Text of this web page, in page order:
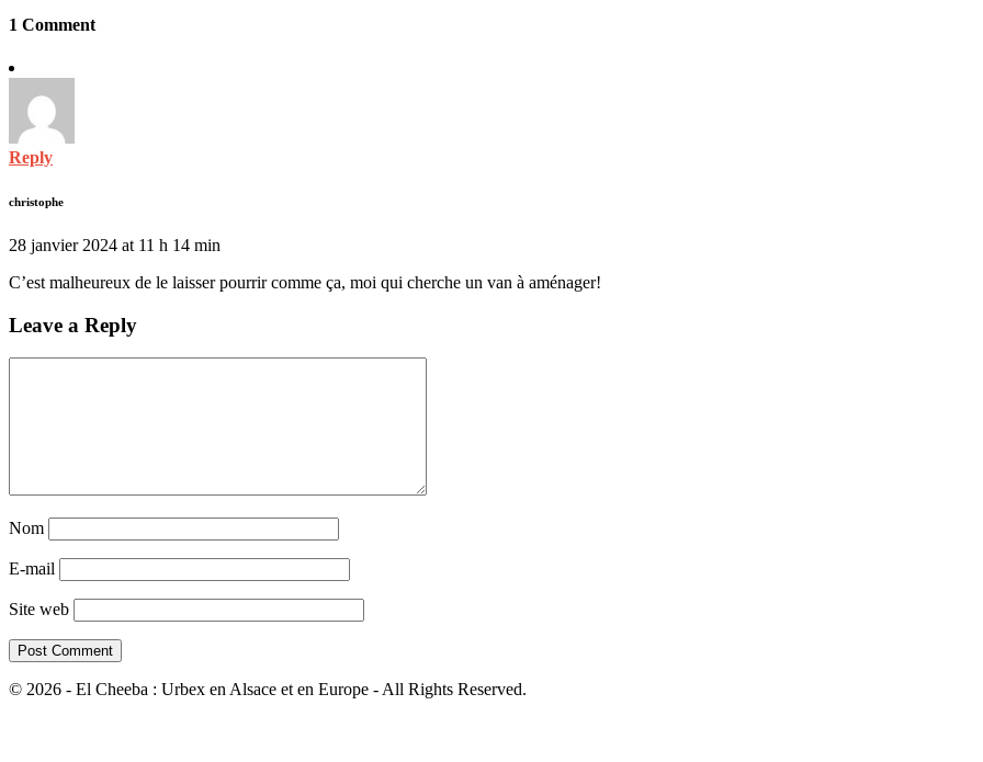
1 Comment
Reply
christophe
28 janvier 2024 at 11 h 14 min
C’est malheureux de le laisser pourrir comme ça, moi qui cherche un van à aménager!
Leave a Reply
Nom
E-mail
Site web
© 2026 - El Cheeba : Urbex en Alsace et en Europe - All Rights Reserved.